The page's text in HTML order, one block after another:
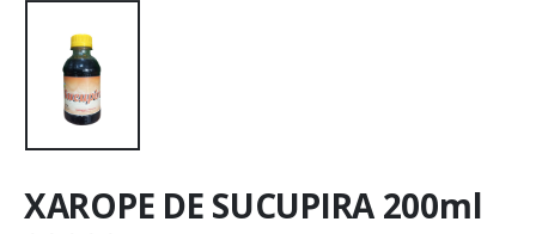
XAROPE DE SUCUPIRA 200ml